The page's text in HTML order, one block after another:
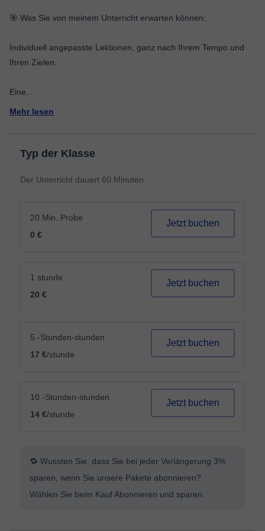
🎯 Was Sie von meinem Unterricht erwarten können:
Individuell angepasste Lektionen, ganz nach Ihrem Tempo und
Ihren Zielen.
Eine
Mehr lesen
Typ der Klasse
Der Unterricht dauert 60 Minuten.
20 Min. Probe
0 €
Jetzt buchen
1 stunde
20 €
Jetzt buchen
5 -Stunden-stunden
17 €/stunde
Jetzt buchen
10 -Stunden-stunden
14 €/stunde
Jetzt buchen
🔁 Wussten Sie, dass Sie bei jeder Verlängerung 3%
sparen, wenn Sie unsere Pakete abonnieren?
Wählen Sie beim Kauf Abonnieren und sparen.